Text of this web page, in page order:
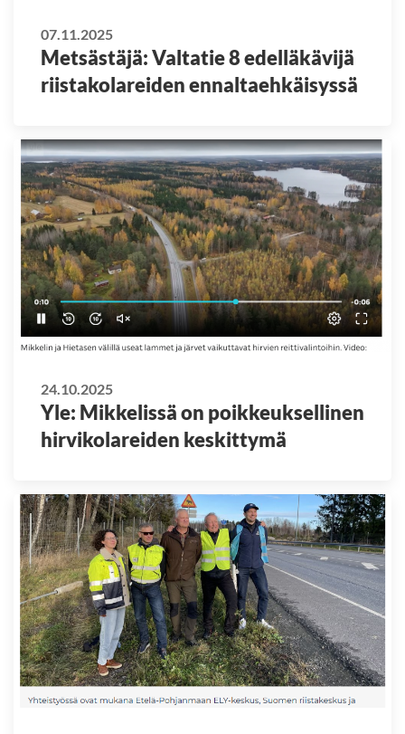
07.11.2025
Metsästäjä: Valtatie 8 edelläkävijä
riistakolareiden ennaltaehkäisyssä
24.10.2025
Yle: Mikkelissä on poikkeuksellinen
hirvikolareiden keskittymä